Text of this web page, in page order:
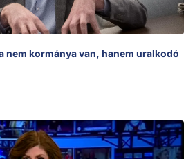
nem kormánya van, hanem uralkodó